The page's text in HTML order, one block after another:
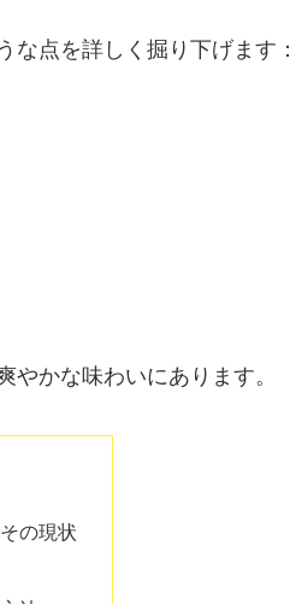
な点を詳しく掘り下げます：
やかな味わいにあります。
の現状